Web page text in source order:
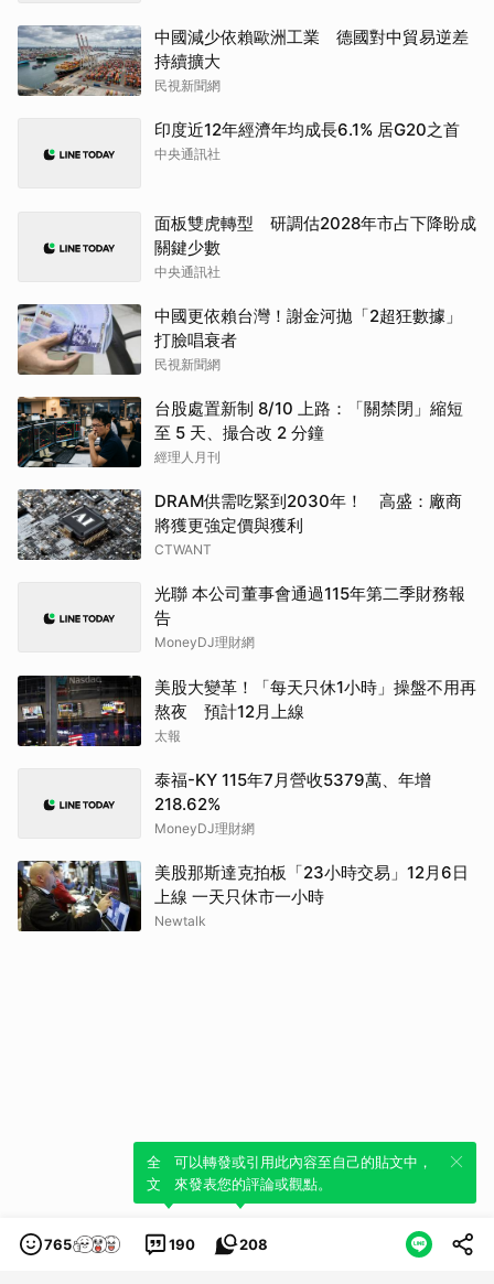
中國減少依賴歐洲工業 德國對中貿易逆差
持續擴大
民視新聞網
印度近12年經濟年均成長6.1% 居G20之首
中央通訊社
面板雙虎轉型 研調估2028年市占下降盼成
關鍵少數
中央通訊社
中國更依賴台灣！謝金河拋「2超狂數據」
打臉唱衰者
民視新聞網
台股處置新制 8/10 上路：「關禁閉」縮短
至 5 天、撮合改 2 分鐘
經理人月刊
DRAM供需吃緊到2030年！ 高盛：廠商
將獲更強定價與獲利
CTWANT
光聯 本公司董事會通過115年第二季財務報
告
MoneyDJ理財網
美股大變革！「每天只休1小時」操盤不用再
熬夜 預計12月上線
太報
泰福-KY 115年7月營收5379萬、年增
218.62%
MoneyDJ理財網
美股那斯達克拍板「23小時交易」12月6日
上線 一天只休市一小時
Newtalk
765 190
全新體驗！一鍵引用此內容，透過發布貼
文來輕鬆表達個人立場。
208
可以轉發或引用此內容至自己的貼文中，
來發表您的評論或觀點。